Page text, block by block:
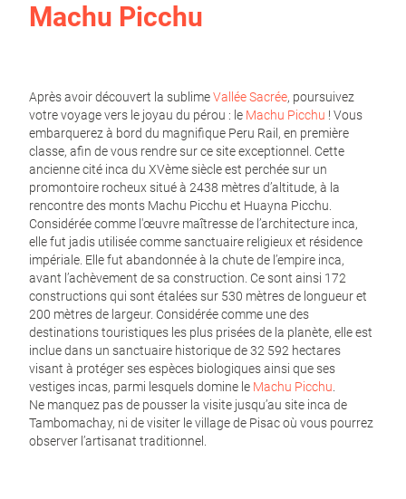
Machu Picchu
Après avoir découvert la sublimeVallée Sacrée, poursuivez
votre voyage vers le joyau du pérou : le Machu Picchu ! Vous
embarquerez à bord du magnifique Peru Rail, en première
classe, afin de vous rendre sur ce site exceptionnel. Cette
ancienne cité inca du XVème siècle est perchée sur un
promontoire rocheux situé à 2438 mètres d’altitude, à la
rencontre des monts Machu Picchu et Huayna Picchu.
Considérée comme l'œuvre maîtresse de l’architecture inca,
elle fut jadis utilisée comme sanctuaire religieux et résidence
impériale. Elle fut abandonnée à la chute de l’empire inca,
avant l’achèvement de sa construction. Ce sont ainsi 172
constructions qui sont étalées sur 530 mètres de longueur et
200 mètres de largeur. Considérée comme une des
destinations touristiques les plus prisées de la planète, elle est
inclue dans un sanctuaire historique de 32 592 hectares
visant à protéger ses espèces biologiques ainsi que ses
vestiges incas, parmi lesquels domine le Machu Picchu
Ne manquez pas de pousser la visite jusqu’au site inca de
Tambomachay, ni de visiter le village de Pisac où vous pourrez
observer l’artisanat traditionnel.